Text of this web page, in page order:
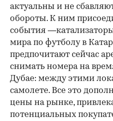
актуальны и не
обороты. К ним
события
мира по футболу в
предпочитают сейчас
снимать номера на
Дубае: между этими
самолете. Все это
цены на рынке,
потенциальных